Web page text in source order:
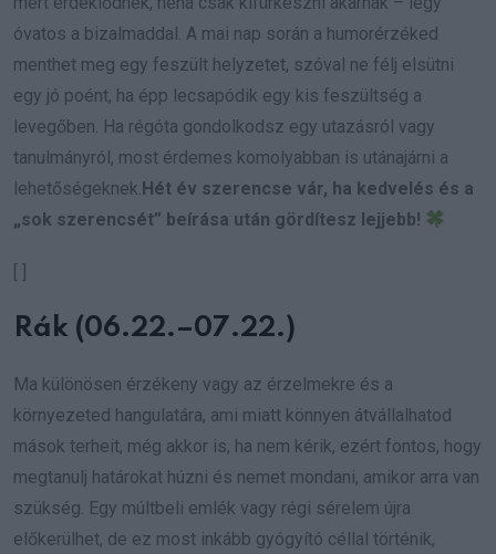
óvatos a bizalmaddal. A mai nap során a humorérzéked
menthet meg egy feszült helyzetet, szóval ne félj elsütni
egy jó poént, ha épp lecsapódik egy kis feszültség a
levegőben. Ha régóta gondolkodsz egy utazásról vagy
tanulmányról, most érdemes komolyabban is utánajárni a
lehetőségeknek.Hét év szerencse vár, ha kedvelés és a
„sok szerencsét” beírása után gördítesz lejjebb!
Rák (06.22.–07.22.)
Ma különösen érzékeny vagy az érzelmekre és a
környezeted hangulatára, ami miatt könnyen átvállalhatod
mások terheit, még akkor is, ha nem kérik, ezért fontos, hogy
megtanulj határokat húzni és nemet mondani, amikor arra van
szükség. Egy múltbeli emlék vagy régi sérelem újra
előkerülhet, de ez most inkább gyógyító céllal történik,